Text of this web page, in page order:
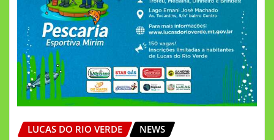
LUCAS DO RIO VERDE NEWS